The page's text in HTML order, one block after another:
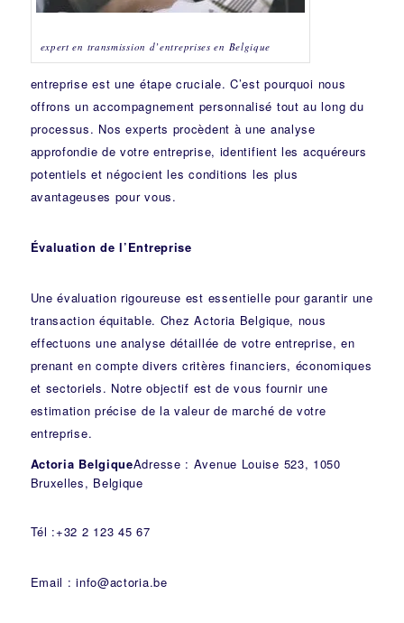
expert en transmission d’entreprises en Belgique
entreprise est une étape cruciale. C’est pourquoi nous
offrons un accompagnement personnalisé tout au long du
processus. Nos experts procèdent à une analyse
approfondie de votre entreprise, identifient les acquéreurs
potentiels et négocient les conditions les plus
avantageuses pour vous.
Évaluation de l’Entreprise
Une évaluation rigoureuse est essentielle pour garantir une
transaction équitable. Chez Actoria Belgique, nous
effectuons une analyse détaillée de votre entreprise, en
prenant en compte divers critères financiers, économiques
et sectoriels. Notre objectif est de vous fournir une
estimation précise de la valeur de marché de votre
entreprise.
Actoria BelgiqueAdresse : Avenue Louise 523, 1050
Bruxelles, Belgique
Tél :+32 2 123 45 67
Email : info@actoria.be